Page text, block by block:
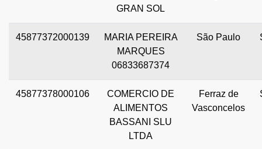
GRAN SOL
45877372000139
MARIA PEREIRA
MARQUES
06833687374
São Paulo
45877378000106
COMERCIO DE
ALIMENTOS
BASSANI SLU
LTDA
Ferraz de
Vasconcelos